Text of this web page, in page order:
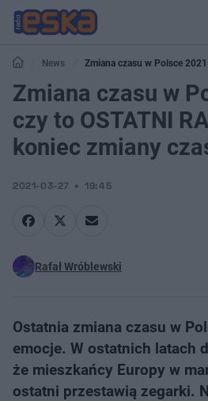
News
Zmiana czasu w Polsce
koniec zmiany czasu?
Zmiana czasu w
czy to OSTATNI
koniec zmiany
2021-03-27 19:45
Rafał Wróblewski
Ostatnia zmiana czasu w
emocje. W ostatnich latach
że mieszkańcy Europy w
ostatni przestawią zegarki.